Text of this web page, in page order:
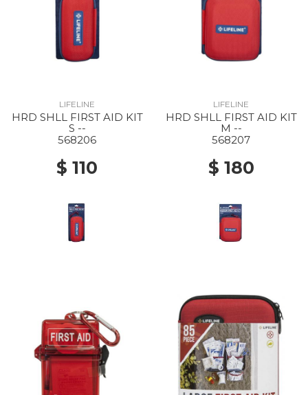
LIFELINE
HRD SHLL FIRST AID KIT
S --
568206
$ 110
LIFELINE
HRD SHLL FIRST AID KIT
M --
568207
$ 180